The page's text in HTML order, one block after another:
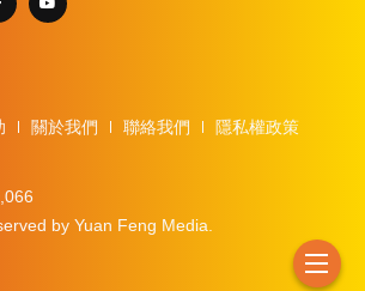
關於我們 聯絡我們
隱私權政策
by Yuan Feng Media.